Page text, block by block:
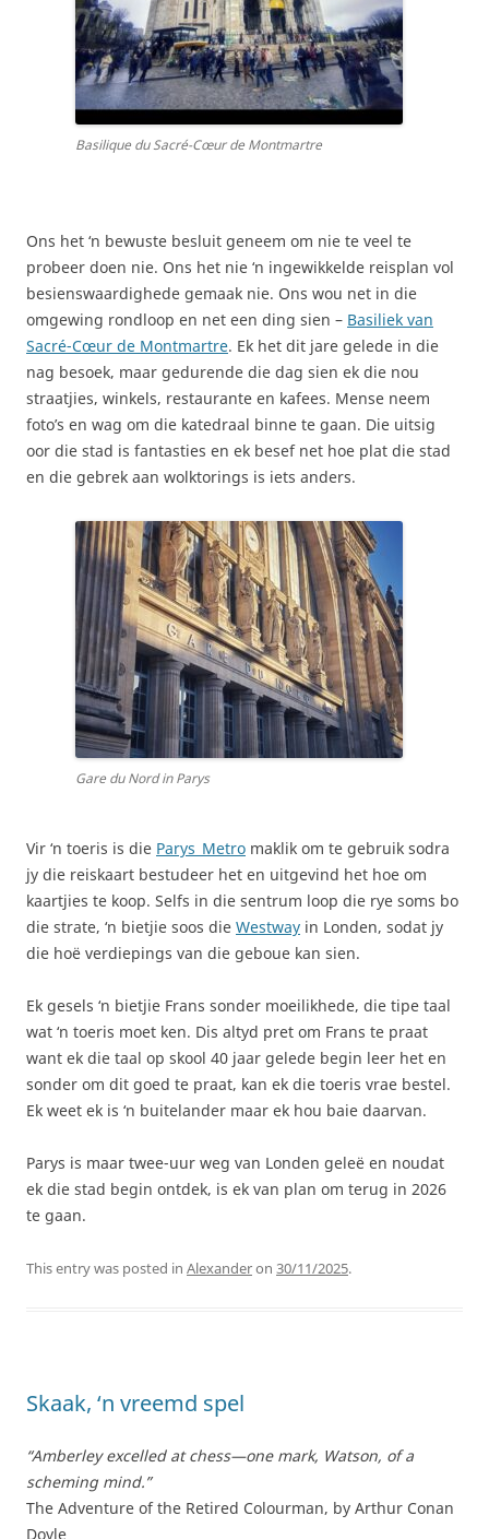
Basilique du Sacré-Cœur de Montmartre
Ons het ‘n bewuste besluit geneem om nie te veel te
probeer doen nie. Ons het nie ‘n ingewikkelde reisplan vol
besienswaardighede gemaak nie. Ons wou net in die
omgewing rondloop en net een ding sien – Basiliek van
Sacré-Cœur de Montmartre. Ek het dit jare gelede in die
nag besoek, maar gedurende die dag sien ek die nou
straatjies, winkels, restaurante en kafees. Mense neem
foto’s en wag om die katedraal binne te gaan. Die uitsig
oor die stad is fantasties en ek besef net hoe plat die stad
en die gebrek aan wolktorings is iets anders.
Gare du Nord in Parys
Vir ‘n toeris is die Parys_Metro maklik om te gebruik sodra
jy die reiskaart bestudeer het en uitgevind het hoe om
kaartjies te koop. Selfs in die sentrum loop die rye soms bo
die strate, ‘n bietjie soos die Westway in Londen, sodat jy
die hoë verdiepings van die geboue kan sien.
Ek gesels ‘n bietjie Frans sonder moeilikhede, die tipe taal
wat ‘n toeris moet ken. Dis altyd pret om Frans te praat
want ek die taal op skool 40 jaar gelede begin leer het en
sonder om dit goed te praat, kan ek die toeris vrae bestel.
Ek weet ek is ‘n buitelander maar ek hou baie daarvan.
Parys is maar twee-uur weg van Londen geleë en noudat
ek die stad begin ontdek, is ek van plan om terug in 2026
te gaan.
This entry was posted in Alexanderon 30/11/2025.
Skaak, ‘n vreemd spel
“Amberley excelled at chess—one mark, Watson, of a
scheming mind.”
The Adventure of the Retired Colourman, by Arthur Conan
Doyle